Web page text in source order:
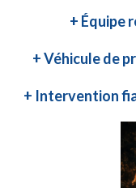
+ Équipe
+ Véhicule de
+ Intervention